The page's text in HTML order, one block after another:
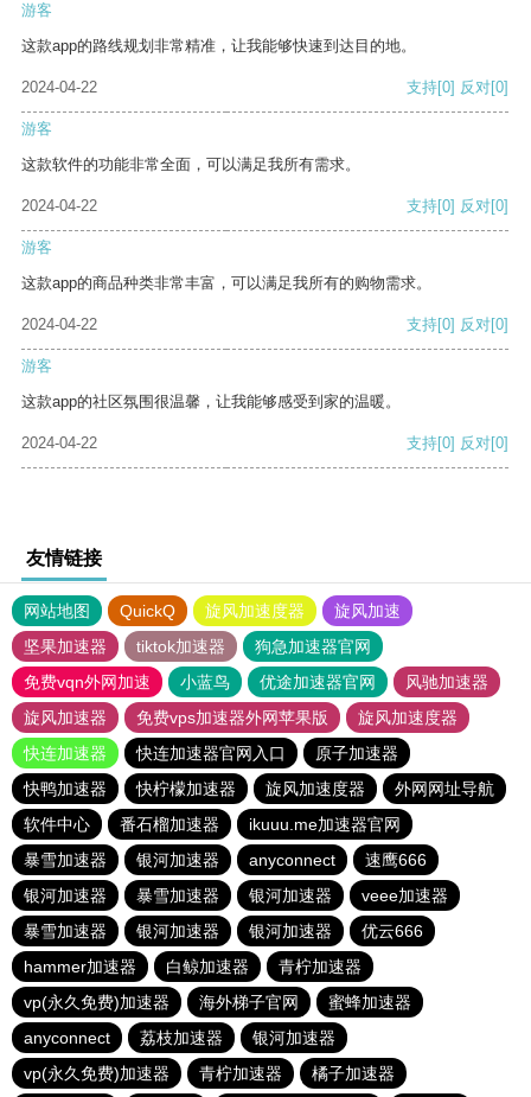
游客
这款app的路线规划非常精准，让我能够快速到达目的地。
2024-04-22 支持[0] 反对[0]
游客
这款软件的功能非常全面，可以满足我所有需求。
2024-04-22 支持[0] 反对[0]
游客
这款app的商品种类非常丰富，可以满足我所有的购物需求。
2024-04-22 支持[0] 反对[0]
游客
这款app的社区氛围很温馨，让我能够感受到家的温暖。
2024-04-22 支持[0] 反对[0]
友情链接
网站地图 QuickQ 旋风加速度器
旋风加速
坚果加速器
tiktok加速器
狗急加速器官网
免费vqn外网加速
小蓝鸟 优途加速器官网
风驰加速器
旋风加速器
免费vps加速器外网苹果版
旋风加速度器
快连加速器
快连加速器官网入口
原子加速器
快鸭加速器
快柠檬加速器 旋风加速度器
外网网址导航
软件中心
番石榴加速器
ikuuu.me加速器官网
暴雪加速器
银河加速器 anyconnect
速鹰666
银河加速器
暴雪加速器 银河加速器
veee加速器
暴雪加速器
银河加速器 银河加速器
优云666
hammer加速器
白鲸加速器
青柠加速器
vp(永久免费)加速器
海外梯子官网
蜜蜂加速器
anyconnect
荔枝加速器
银河加速器
vp(永久免费)加速器
青柠加速器 橘子加速器